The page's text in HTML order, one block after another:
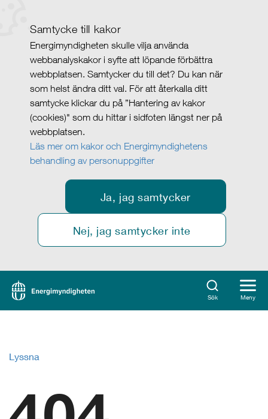
Samtycke till kakor
Energimyndigheten skulle vilja använda
webbanalyskakor i syfte att löpande förbättra
webbplatsen. Samtycker du till det? Du kan när
som helst ändra ditt val. För att återkalla ditt
samtycke klickar du på ”Hantering av kakor
(cookies)" som du hittar i sidfoten längst ner på
webbplatsen.
Läs mer om kakor och Energimyndighetens
behandling av personuppgifter
Ja, jag samtycker
Nej, jag samtycker inte
Sök Meny
Lyssna